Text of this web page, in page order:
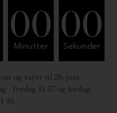
00
Minutter 00
Sekunder
og varer til 26. juni.
- fredag 11-17 og lørdag
16